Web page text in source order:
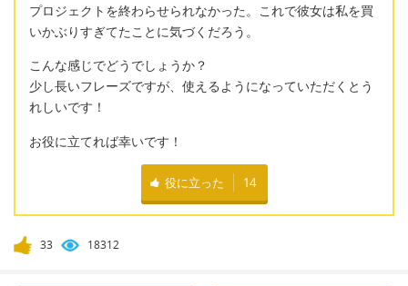
プロジェクトを終わらせられなかった。これで彼女は私を買
いかぶりすぎてたことに気づくだろう。
こんな感じでどうでしょうか？
少し長いフレーズですが、使えるようになっていただくとう
れしいです！
お役に立てれば幸いです！
役に立った 14
33 18312